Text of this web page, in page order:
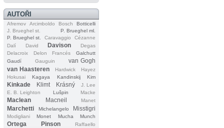
AUTOŘI
Afremov Arcimboldo Bosch
Botticelli
J. Brueghel st.
P. Brueghel ml.
P. Brueghel st.
Caravaggio
Cézanne
Dalí
David Davison
Degas
Delacroix
Delon Francés
Galchutt
Gaudí
Gauguin
van Gogh
van Haasteren
Hardwick
Hayez
Hokusai
Kagaya Kandinskij Kim
Kinkade Klimt Krásný
J. Lee
E. B. Leighton
Lušpin Macke
Maclean Macneil Manet
Marchetti Michelangelo Misstigri
Modigliani Monet Mucha Munch
Ortega Pinson
Raffaello